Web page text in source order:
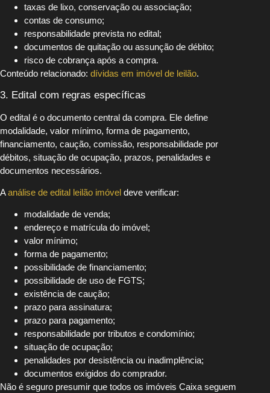
taxas de lixo, conservação ou associação;
contas de consumo;
responsabilidade prevista no edital;
documentos de quitação ou assunção de débito;
risco de cobrança após a compra.
Conteúdo relacionado: dívidas em imóvel de leilão.
3. Edital com regras específicas
O edital é o documento central da compra. Ele define
modalidade, valor mínimo, forma de pagamento,
financiamento, caução, comissão, responsabilidade por
débitos, situação de ocupação, prazos, penalidades e
documentos necessários.
Aanálise de edital leilão imóvel deve verificar:
modalidade de venda;
endereço e matrícula do imóvel;
valor mínimo;
forma de pagamento;
possibilidade de financiamento;
possibilidade de uso de FGTS;
existência de caução;
prazo para assinatura;
prazo para pagamento;
responsabilidade por tributos e condomínio;
situação de ocupação;
penalidades por desistência ou inadimplência;
documentos exigidos do comprador.
Não é seguro presumir que todos os imóveis Caixa seguem